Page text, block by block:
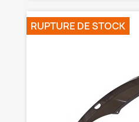
RUPTURE DE STOCK